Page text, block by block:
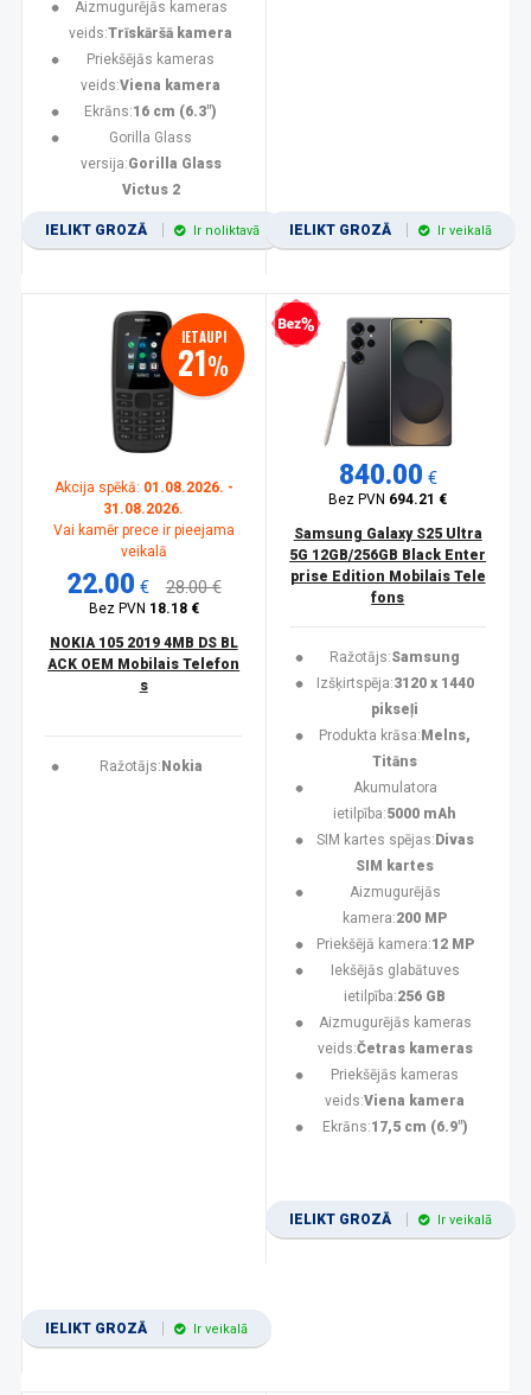
Aizmugurējās kameras
veids:Trīskāršā kamera
Priekšējās kameras
veids:Viena kamera
Ekrāns:16 cm (6.3")
Gorilla Glass
versija:Gorilla Glass
Victus 2
IELIKT GROZĀ Ir noliktavā IELIKT GROZĀ Ir veikalā
IETAUPI
21%
Akcija spēkā: 01.08.2026. -
31.08.2026.
Vai kamēr prece ir pieejama
veikalā
22.00 € 28.00 €
Bez PVN 18.18 €
NOKIA 105 2019 4MB DS BL
ACK OEM Mobilais Telefon
s
Ražotājs: Nokia
IELIKT GROZĀ Ir veikalā
Bezprocentu kredīts
840.00 €
Bez PVN 694.21 €
Samsung Galaxy S25 Ultra
5G 12GB/256GB Black Enter
prise Edition Mobilais Tele
fons
Ražotājs:Samsung
Izšķirtspēja:3120 x 1440
pikseļi
Produkta krāsa: Melns,
Titāns
Akumulatora
ietilpība:5000 mAh
SIM kartes spējas: Divas
SIM kartes
Aizmugurējās
kamera:200 MP
Priekšējā kamera:12 MP
Iekšējās glabātuves
ietilpība:256 GB
Aizmugurējās kameras
veids:Četras kameras
Priekšējās kameras
veids:Viena kamera
Ekrāns:17,5 cm (6.9")
IELIKT GROZĀ Ir veikalā